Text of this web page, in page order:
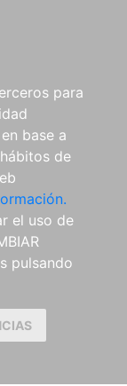
para
base a
de
el uso de
pulsando